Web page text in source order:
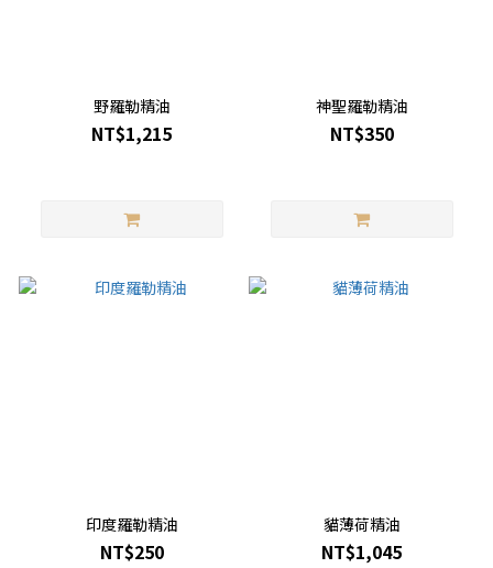
野羅勒精油
NT$1,215
神聖羅勒精油
NT$350
印度羅勒精油
NT$250
貓薄荷精油
NT$1,045